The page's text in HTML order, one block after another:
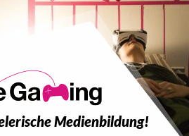
SPENDE
Medienbildung!